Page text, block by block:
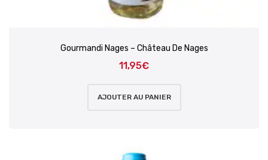
Gourmandi Nages – Château De Nages
11,95€
AJOUTER AU PANIER